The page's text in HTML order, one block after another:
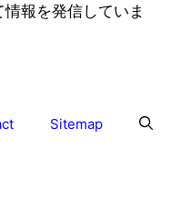
報を発信していま
Sitemap